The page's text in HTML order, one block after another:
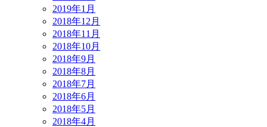
2019年1月
2018年12月
2018年11月
2018年10月
2018年9月
2018年8月
2018年7月
2018年6月
2018年5月
2018年4月